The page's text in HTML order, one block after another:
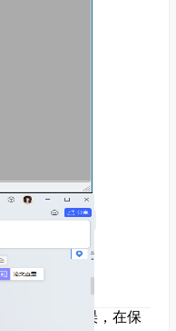
文字性等错误，在保